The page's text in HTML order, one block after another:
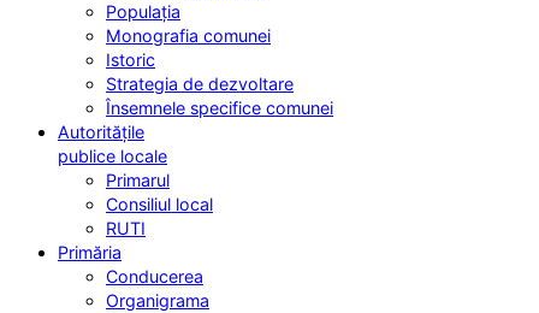
Populația
Monografia comunei
Istoric
Strategia de dezvoltare
Însemnele specifice comunei
Autoritățile
publice locale
Primarul
Consiliul local
RUTI
Primăria
Conducerea
Organigrama